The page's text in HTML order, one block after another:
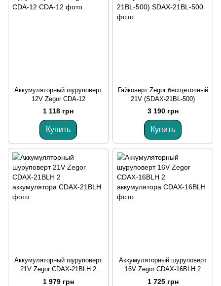
Аккумуляторный шуруповерт
12V Zegor CDA-12
1 118 грн
Купить
Гайковерт Zegor бесщеточный
21V (SDAX-21BL-500)
3 190 грн
Купить
Аккумуляторный шуруповерт
21V Zegor CDAX-21BLH 2
аккумулятора
1 979 грн
Аккумуляторный шуруповерт
16V Zegor CDAX-16BLH 2
аккумулятора
1 725 грн